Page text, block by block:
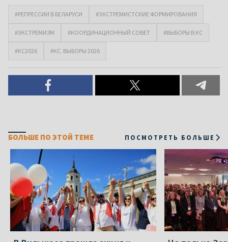
#РЕПРЕССИИ В БЕЛАРУСИ #ЭКСТРЕМИСТСКИЕ ФОРМИРОВАНИЯ
#ЭКСТРЕМИЗМ #КООРДИНАЦИОННЫЙ СОВЕТ #ВЫБОРЫ В КС
#КС2026 #КС. ВЫБОРЫ 2026
БОЛЬШЕ ПО ЭТОЙ ТЕМЕ ПОСМОТРЕТЬ БОЛЬШЕ